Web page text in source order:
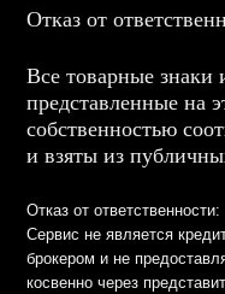
Отказ от
Все товарные знаки
представленные на
собственностью
и взяты из
Отказ от ответственности:
Сервис не является
брокером и не
косвенно через